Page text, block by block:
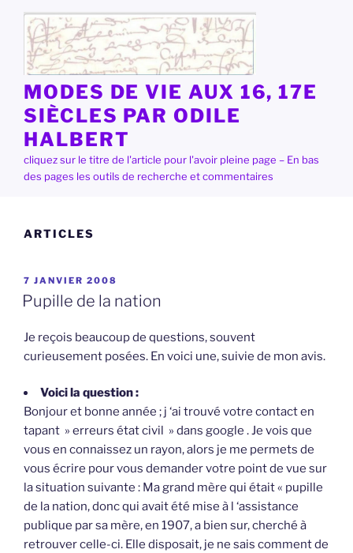
contenu
principal
MODES DE VIE AUX 16, 17E
SIÈCLES PAR ODILE
HALBERT
cliquez sur le titre de l'article pour l'avoir pleine page – En bas
des pages les outils de recherche et commentaires
ARTICLES
PUBLIÉ
LE
7 JANVIER 2008
Pupille de la nation
Je reçois beaucoup de questions, souvent
curieusement posées. En voici une, suivie de mon avis.
Voici la question :
Bonjour et bonne année ; j ‘ai trouvé votre contact en
tapant » erreurs état civil » dans google . Je vois que
vous en connaissez un rayon, alors je me permets de
vous écrire pour vous demander votre point de vue sur
la situation suivante : Ma grand mère qui était « pupille
de la nation, donc qui avait été mise à l ‘assistance
publique par sa mère, en 1907, a bien sur, cherché à
retrouver celle-ci. Elle disposait, je ne sais comment de